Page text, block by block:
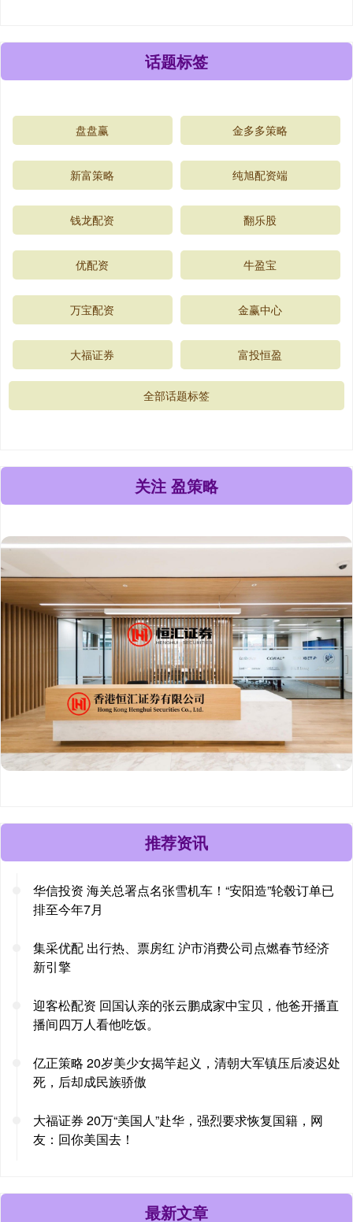
话题标签
盘盘赢 金多多策略
新富策略 纯旭配资端
钱龙配资 翻乐股
优配资 牛盈宝
万宝配资 金赢中心
大福证券 富投恒盈
全部话题标签
关注 盈策略
推荐资讯
华信投资 海关总署点名张雪机车！“安阳造”轮毂订单已
排至今年7月
集采优配 出行热、票房红 沪市消费公司点燃春节经济
新引擎
迎客松配资 回国认亲的张云鹏成家中宝贝，他爸开播直
播间四万人看他吃饭。
亿正策略 20岁美少女揭竿起义，清朝大军镇压后凌迟处
死，后却成民族骄傲
大福证券 20万“美国人”赴华，强烈要求恢复国籍，网
友：回你美国去！
最新文章